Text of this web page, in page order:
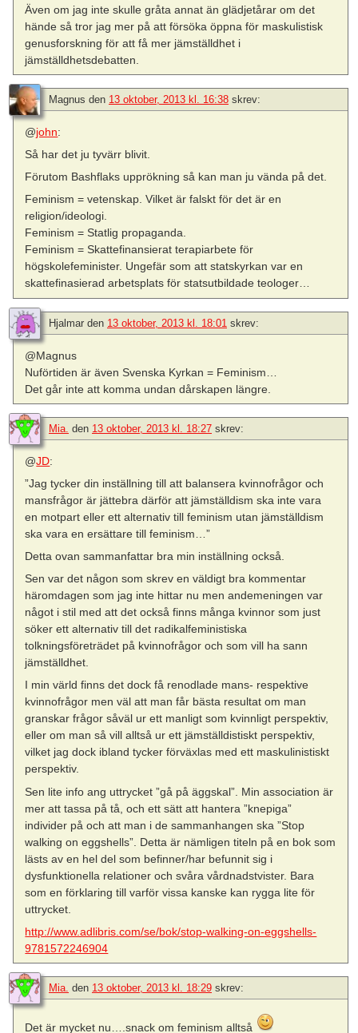
Även om jag inte skulle gråta annat än glädjetårar om det
hände så tror jag mer på att försöka öppna för maskulistisk
genusforskning för att få mer jämställdhet i
jämställdhetsdebatten.
Magnus den 13 oktober, 2013 kl. 16:38 skrev:
@john:
Så har det ju tyvärr blivit.
Förutom Bashflaks upprökning så kan man ju vända på det.
Feminism = vetenskap. Vilket är falskt för det är en
religion/ideologi.
Feminism = Statlig propaganda.
Feminism = Skattefinansierat terapiarbete för
högskolefeminister. Ungefär som att statskyrkan var en
skattefinasierad arbetsplats för statsutbildade teologer…
Hjalmar den 13 oktober, 2013 kl. 18:01 skrev:
@Magnus
Nuförtiden är även Svenska Kyrkan = Feminism…
Det går inte att komma undan dårskapen längre.
Mia. den 13 oktober, 2013 kl. 18:27 skrev:
@JD:
”Jag tycker din inställning till att balansera kvinnofrågor och
mansfrågor är jättebra därför att jämställdism ska inte vara
en motpart eller ett alternativ till feminism utan jämställdism
ska vara en ersättare till feminism…”
Detta ovan sammanfattar bra min inställning också.
Sen var det någon som skrev en väldigt bra kommentar
häromdagen som jag inte hittar nu men andemeningen var
något i stil med att det också finns många kvinnor som just
söker ett alternativ till det radikalfeministiska
tolkningsföreträdet på kvinnofrågor och som vill ha sann
jämställdhet.
I min värld finns det dock få renodlade mans- respektive
kvinnofrågor men väl att man får bästa resultat om man
granskar frågor såväl ur ett manligt som kvinnligt perspektiv,
eller om man så vill alltså ur ett jämställdistiskt perspektiv,
vilket jag dock ibland tycker förväxlas med ett maskulinistiskt
perspektiv.
Sen lite info ang uttrycket ”gå på äggskal”. Min association är
mer att tassa på tå, och ett sätt att hantera ”knepiga”
individer på och att man i de sammanhangen ska ”Stop
walking on eggshells”. Detta är nämligen titeln på en bok som
lästs av en hel del som befinner/har befunnit sig i
dysfunktionella relationer och svåra vårdnadstvister. Bara
som en förklaring till varför vissa kanske kan rygga lite för
uttrycket.
http://www.adlibris.com/se/bok/stop-walking-on-eggshells-
9781572246904
Mia. den 13 oktober, 2013 kl. 18:29 skrev:
Det är mycket nu….snack om feminism alltså